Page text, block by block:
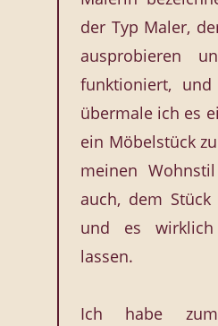
der Typ Maler,
ausprobieren
funktioniert,
übermale ich es
ein Möbelstück
meinen
auch, dem
und es
lassen.
Ich habe